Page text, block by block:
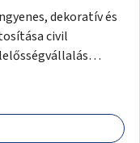
dekoratív és
civil
lehetőséggel
díjak nélkül, a